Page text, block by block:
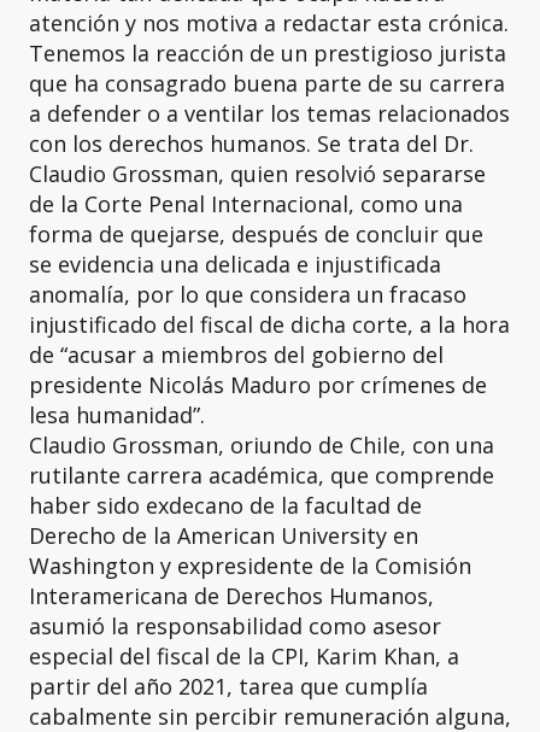
atención y nos motiva a redactar esta crónica.
Tenemos la reacción de un prestigioso jurista
que ha consagrado buena parte de su carrera
a defender o a ventilar los temas relacionados
con los derechos humanos. Se trata del Dr.
Claudio Grossman, quien resolvió separarse
de la Corte Penal Internacional, como una
forma de quejarse, después de concluir que
se evidencia una delicada e injustificada
anomalía, por lo que considera un fracaso
injustificado del fiscal de dicha corte, a la hora
de “acusar a miembros del gobierno del
presidente Nicolás Maduro por crímenes de
lesa humanidad”.
Claudio Grossman, oriundo de Chile, con una
rutilante carrera académica, que comprende
haber sido exdecano de la facultad de
Derecho de la American University en
Washington y expresidente de la Comisión
Interamericana de Derechos Humanos,
asumió la responsabilidad como asesor
especial del fiscal de la CPI, Karim Khan, a
partir del año 2021, tarea que cumplía
cabalmente sin percibir remuneración alguna,